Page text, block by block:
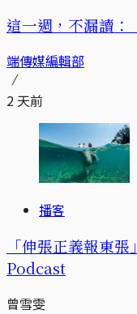
這一週，不漏讀：
端傳媒編輯部
2 天前
播客
「伸張正義報東
Podcast
曾雪雯